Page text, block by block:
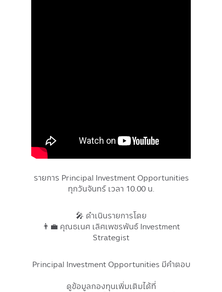
รายการ Principal Investment Opportunities
ทุกวันจันทร์ เวลา 10.00 น.
🎤 ดำเนินรายการโดย
👨‍💼 คุณธเนศ เลิศเพชรพันธ์ Investment
Strategist
Principal Investment Opportunities มีคำตอบ
ดูข้อมูลกองทุนเพิ่มเติมได้ที่